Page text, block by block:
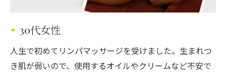
30代女性
人生で初めてリンパマッサージを受けました。生まれつ
き肌が弱いので、使用するオイルやクリームなど不安で